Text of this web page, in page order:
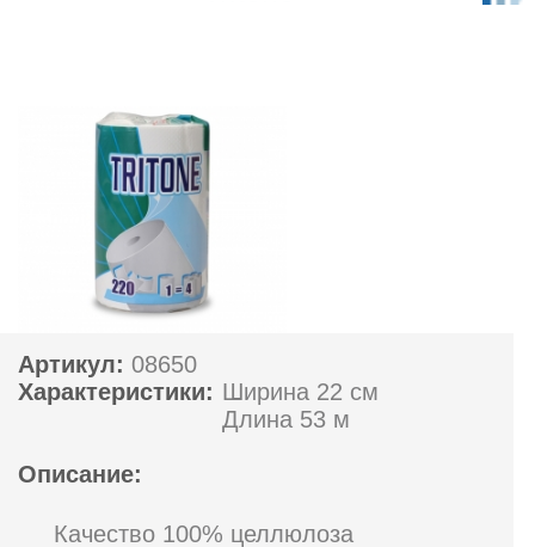
Артикул: 08650
Характеристики: Ширина 22 см
Длина 53 м
Описание:
Качество 100% целлюлоза